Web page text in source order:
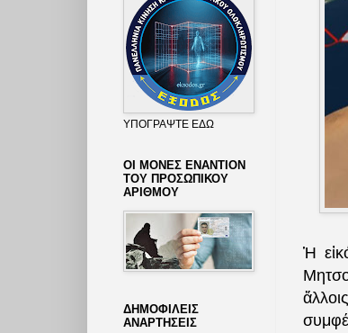
Ἡ
ΥΠΟΓΡΑΨΤΕ ΕΔΩ
ΟΙ ΜΟΝΕΣ ΕΝΑΝΤΙΟΝ
ΤΟΥ ΠΡΟΣΩΠΙΚΟΥ
ΑΡΙΘΜΟΥ
ΔΗΜΟΦΙΛΕΙΣ
ΑΝΑΡΤΗΣΕΙΣ